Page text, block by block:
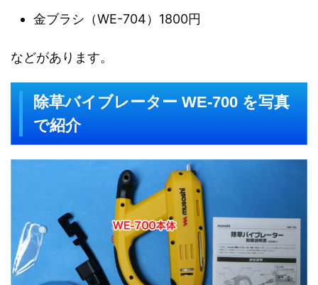
金ブラシ（WE-704）1800円
などがあります。
除草バイブレーター WE-700 を写真
で紹介